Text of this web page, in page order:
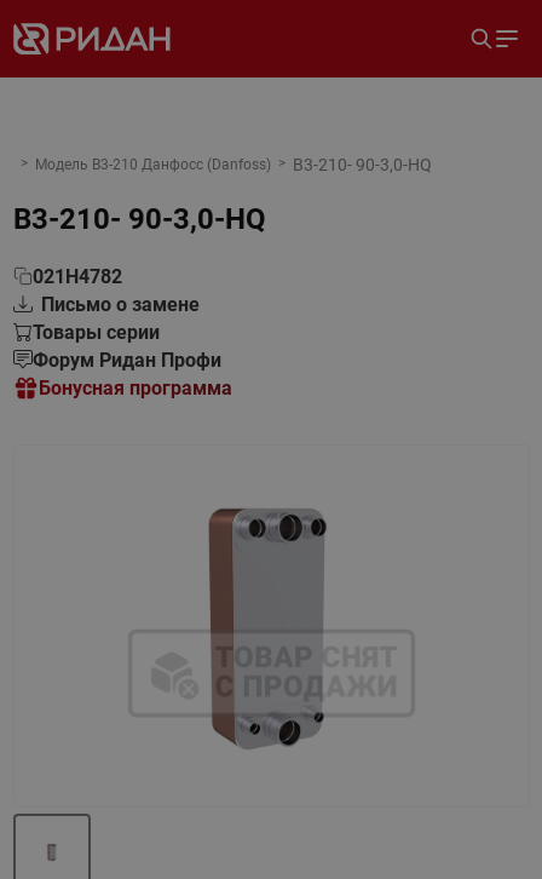
Модель B3-210 Данфосс (Danfoss) B3-210- 90-3,0-HQ
B3-210- 90-3,0-HQ
021H4782
Письмо о замене
Товары серии
Форум Ридан Профи
Бонусная программа